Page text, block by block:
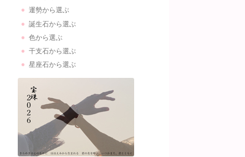
運勢から選ぶ
誕生石から選ぶ
色から選ぶ
干支石から選ぶ
星座石から選ぶ